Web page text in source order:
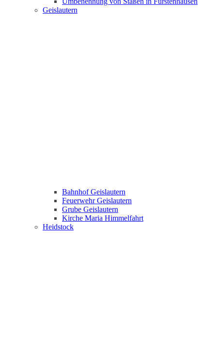
Geislautern
Bahnhof Geislautern
Feuerwehr Geislautern
Grube Geislautern
Kirche Maria Himmelfahrt
Heidstock